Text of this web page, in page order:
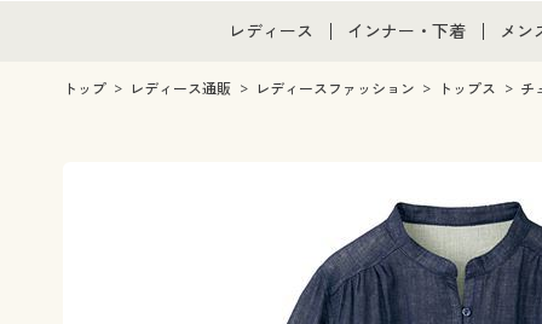
レディース
レディース通販すべて
インナー・下着
インナー・下着通販すべ
メンズ下着
ジュニア・ティーンズ下
メン
メ
メン
トップ レディース通販 レディースファッション トップス チ